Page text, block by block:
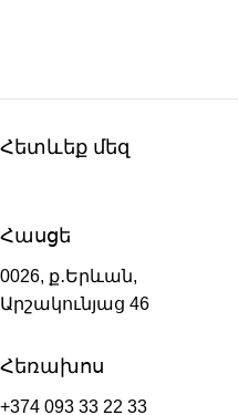
Հետևեք մեզ
Հասցե
0026, ք․Երևան,
Արշակունյաց 46
Հեռախոս
+374 093 33 22 33